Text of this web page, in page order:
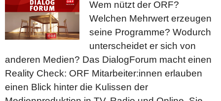
Publications
TEXTE
STUDIES
Organisation
Wem nützt der ORF?
Welchen Mehrwert erzeugen
seine Programme? Wodurch
unterscheidet er sich von
anderen Medien? Das DialogForum macht einen
Reality Check: ORF Mitarbeiter:innen erlauben
einen Blick hinter die Kulissen der